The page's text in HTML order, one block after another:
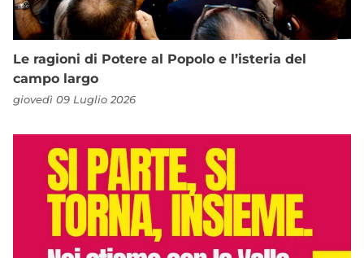
Le ragioni di Potere al Popolo e l’isteria del
campo largo
giovedì 09 Luglio 2026